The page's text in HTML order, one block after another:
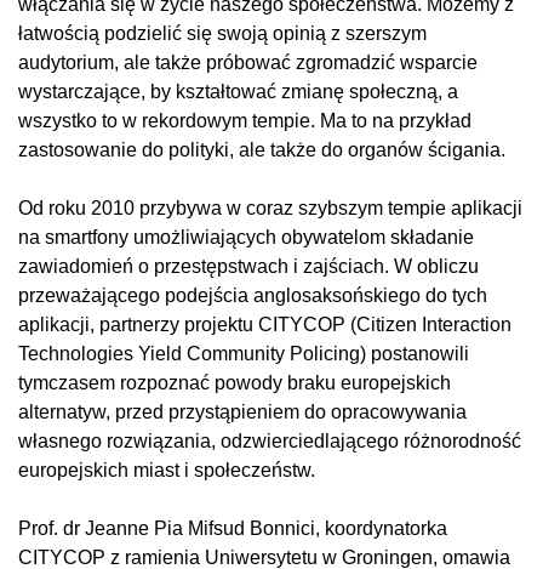
łatwością podzielić się swoją opinią z szerszym
audytorium, ale także próbować zgromadzić wsparcie
wystarczające, by kształtować zmianę społeczną, a
wszystko to w rekordowym tempie. Ma to na przykład
zastosowanie do polityki, ale także do organów ścigania.
Od roku 2010 przybywa w coraz szybszym tempie aplikacji
na smartfony umożliwiających obywatelom składanie
zawiadomień o przestępstwach i zajściach. W obliczu
przeważającego podejścia anglosaksońskiego do tych
aplikacji, partnerzy projektu CITYCOP (Citizen Interaction
Technologies Yield Community Policing) postanowili
tymczasem rozpoznać powody braku europejskich
alternatyw, przed przystąpieniem do opracowywania
własnego rozwiązania, odzwierciedlającego różnorodność
europejskich miast i społeczeństw.
Prof. dr Jeanne Pia Mifsud Bonnici, koordynatorka
CITYCOP z ramienia Uniwersytetu w Groningen, omawia